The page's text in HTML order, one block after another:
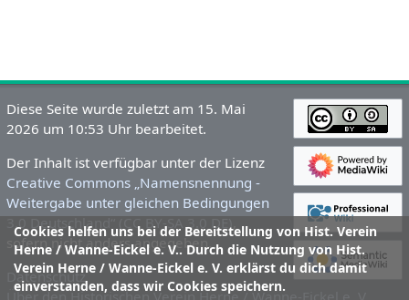
Cookies helfen uns bei der Bereitstellung von Hist. Verein
Herne / Wanne-Eickel e. V.. Durch die Nutzung von Hist.
Verein Herne / Wanne-Eickel e. V. erklärst du dich damit
einverstanden, dass wir Cookies speichern.
Diese Seite wurde zuletzt am 15. Mai
2026 um 10:53 Uhr bearbeitet.
Der Inhalt ist verfügbar unter der Lizenz
Creative Commons „Namensnennung -
Weitergabe unter gleichen Bedingungen
3.0 Deutschland“ (CC BY-SA 3.0 DE)
sofern nicht anders angegeben.
Datenschutz